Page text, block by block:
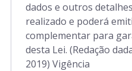
dados e outros
realizado e poderá
complementar para
desta Lei. (Redação
2019) Vigência